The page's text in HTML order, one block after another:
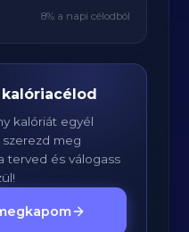
8% a napi célodból
kalóriát egyél
meg
terved és válogass